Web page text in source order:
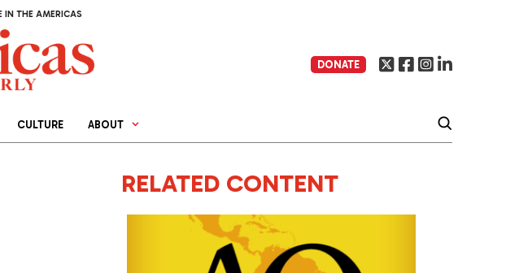
IN THE AMERICAS
DONATE
CULTURE ABOUT
RELATED CONTENT